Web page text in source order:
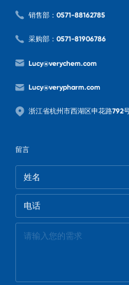
销售部：0571-88162785
采购部：0571-81906786
Lucy@verychem.com
Lucy@verypharm.com
浙江省杭州市西湖区申花路792
留言